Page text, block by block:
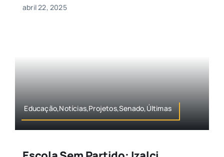
abril 22, 2025
Educação,Notícias,Projetos,Senado,Últimas